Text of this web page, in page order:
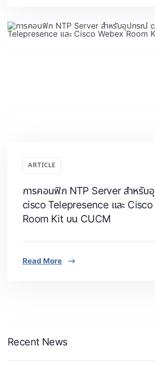
ARTICLE
การคอนฟิก NTP Server สำหรับ
cisco Telepresence และ
Room Kit บน CUCM
Read More
Recent News